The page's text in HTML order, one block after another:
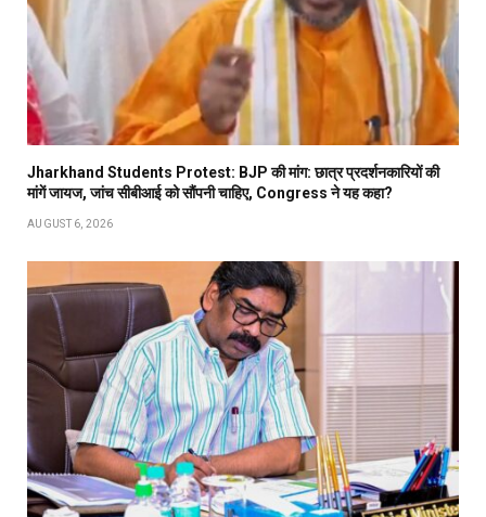
Jharkhand Students Protest: BJP की मांग: छात्र प्रदर्शनकारियों की
मांगें जायज, जांच सीबीआई को सौंपनी चाहिए, Congress ने यह कहा?
AUGUST 6, 2026